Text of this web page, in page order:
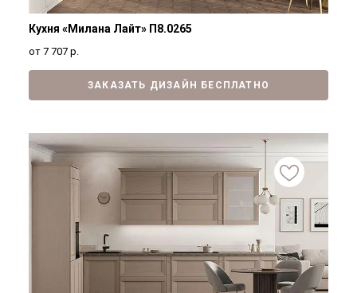
Кухня «Милана Лайт» П8.0265
от 7 707 р.
ЗАКАЗАТЬ ДИЗАЙН БЕСПЛАТНО